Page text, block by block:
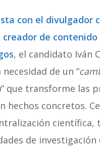
con el divulgador
de
, el candidato Iván
de un “
” que transforme las
hechos concretos.
científica,
de